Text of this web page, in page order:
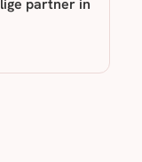
partner in